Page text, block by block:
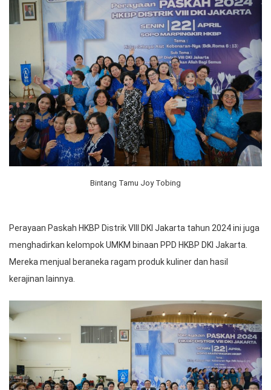
Bintang Tamu Joy Tobing
Perayaan Paskah HKBP Distrik VIII DKI Jakarta tahun 2024 ini juga
menghadirkan kelompok UMKM binaan PPD HKBP DKI Jakarta.
Mereka menjual beraneka ragam produk kuliner dan hasil
kerajinan lainnya.